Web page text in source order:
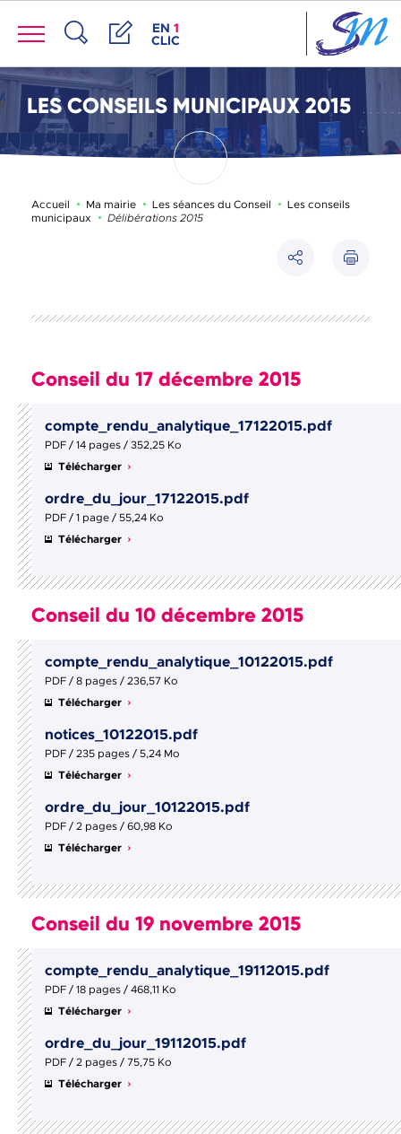
Menu ACCÈS DE LA FENÊTRE DES
EN 1
CLIC
LES CONSEILS MUNICIPAUX 2015
Accueil Ma mairie Les séances du Conseil
Les conseils
municipaux
Page active :
Délibérations 2015
Partager
Imprimer
Conseil du 17 décembre 2015
compte_rendu_analytique_17122015.pdf
PDF / 14 pages / 352,25 Ko
Télécharger
ordre_du_jour_17122015.pdf
PDF / 1 page / 55,24 Ko
Télécharger
Conseil du 10 décembre 2015
compte_rendu_analytique_10122015.pdf
PDF / 8 pages / 236,57 Ko
Télécharger
notices_10122015.pdf
PDF / 235 pages / 5,24 Mo
Télécharger
ordre_du_jour_10122015.pdf
PDF / 2 pages / 60,98 Ko
Télécharger
Conseil du 19 novembre 2015
compte_rendu_analytique_19112015.pdf
PDF / 18 pages / 468,11 Ko
Télécharger
ordre_du_jour_19112015.pdf
PDF / 2 pages / 75,75 Ko
Télécharger
Panneau de gestion des cookies